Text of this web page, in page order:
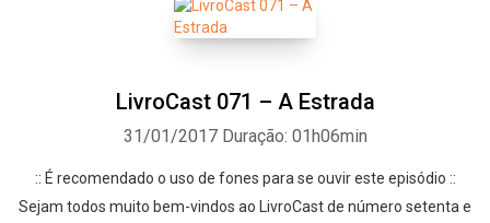
LivroCast 071 – A Estrada
31/01/2017 Duração: 01h06min
:: É recomendado o uso de fones para se ouvir este episódio ::
Sejam todos muito bem-vindos ao LivroCast de número setenta e